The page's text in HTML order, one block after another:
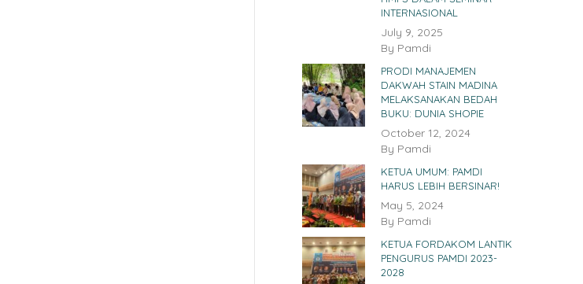
INTERNASIONAL
July 9, 2025
By Pamdi
PRODI MANAJEMEN
DAKWAH STAIN MADINA
MELAKSANAKAN BEDAH
BUKU: DUNIA SHOPIE
October 12, 2024
By Pamdi
KETUA UMUM: PAMDI
HARUS LEBIH BERSINAR!
May 5, 2024
By Pamdi
KETUA FORDAKOM LANTIK
PENGURUS PAMDI 2023-
2028